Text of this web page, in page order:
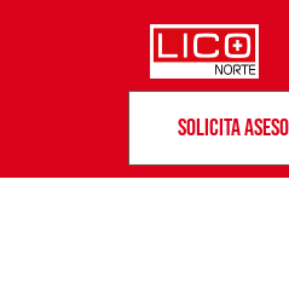
Solicita